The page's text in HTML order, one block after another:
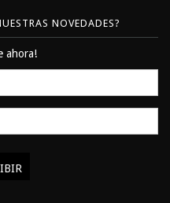
NOVEDADES?
ahora!